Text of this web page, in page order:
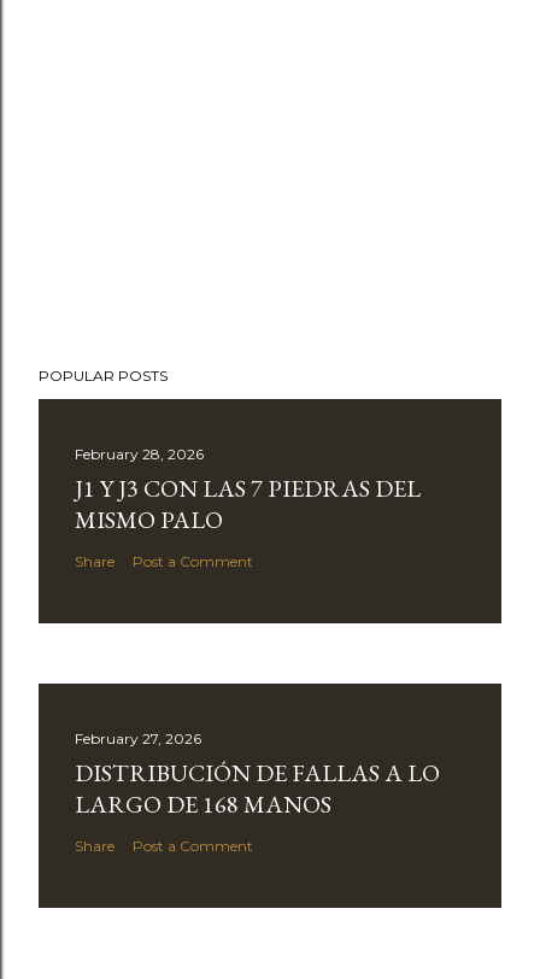
POPULAR POSTS
February 28, 2026
J1 Y J3 CON LAS 7 PIEDRAS DEL
MISMO PALO
Share Post a Comment
February 27, 2026
DISTRIBUCIÓN DE FALLAS A LO
LARGO DE 168 MANOS
Share Post a Comment